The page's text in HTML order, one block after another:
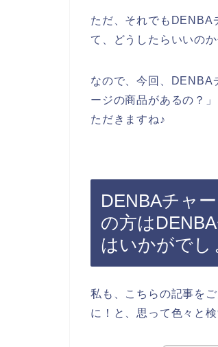
ただ、それでもDENBA
て、どうしたらいいの
なので、今回、DENBA
ージの商品があるの？
ただきますね♪
DENBAチャ
の方は
はいかがでし
私も、こちらの記事を
に！と、思って色々と